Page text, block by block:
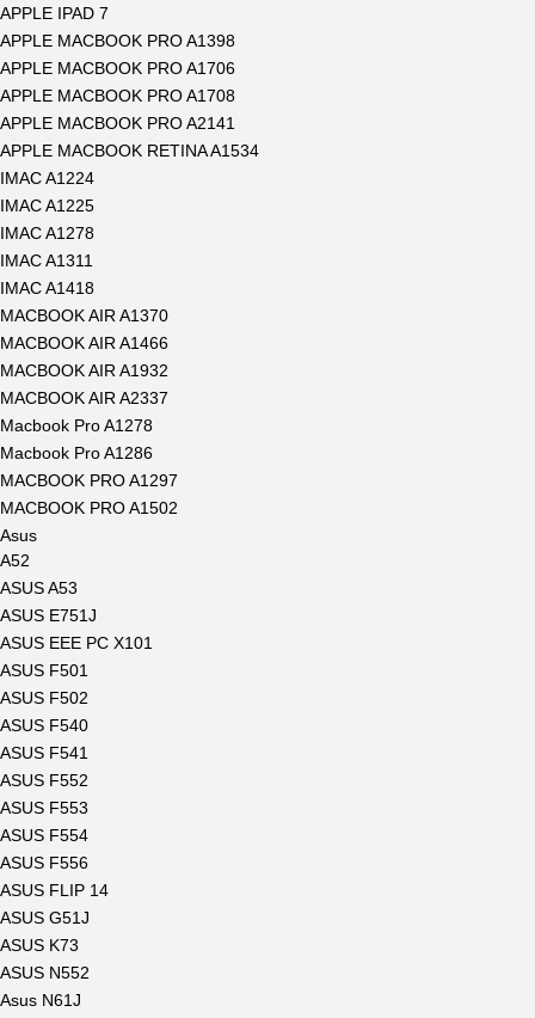
APPLE IPAD 7
APPLE MACBOOK PRO A1398
APPLE MACBOOK PRO A1706
APPLE MACBOOK PRO A1708
APPLE MACBOOK PRO A2141
APPLE MACBOOK RETINA A1534
IMAC A1224
IMAC A1225
IMAC A1278
IMAC A1311
IMAC A1418
MACBOOK AIR A1370
MACBOOK AIR A1466
MACBOOK AIR A1932
MACBOOK AIR A2337
Macbook Pro A1278
Macbook Pro A1286
MACBOOK PRO A1297
MACBOOK PRO A1502
Asus
A52
ASUS A53
ASUS E751J
ASUS EEE PC X101
ASUS F501
ASUS F502
ASUS F540
ASUS F541
ASUS F552
ASUS F553
ASUS F554
ASUS F556
ASUS FLIP 14
ASUS G51J
ASUS K73
ASUS N552
Asus N61J